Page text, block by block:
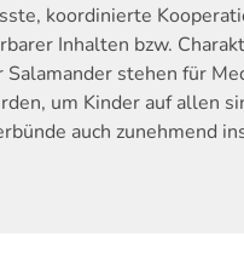
koordinierte
Inhalten bzw.
stehen für
um Kinder auf allen
auch zunehmend